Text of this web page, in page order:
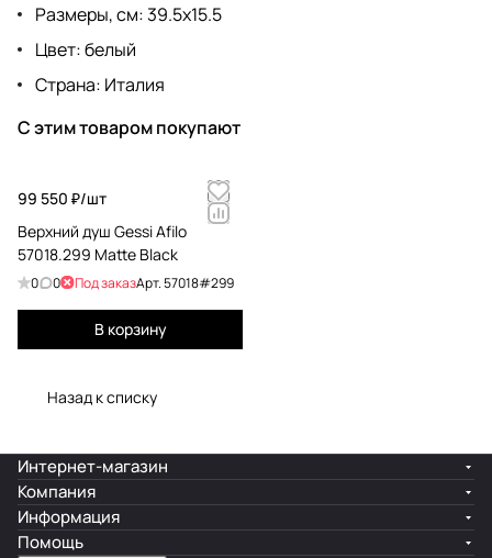
Размеры, см: 39.5x15.5
Цвет: белый
Страна: Италия
С этим товаром покупают
99 550 ₽/шт
Верхний душ Gessi Afilo
57018.299 Matte Black
0 0 Под заказАрт.57018#299
В корзину
Назад к списку
Интернет-магазин
Компания
Информация
Помощь